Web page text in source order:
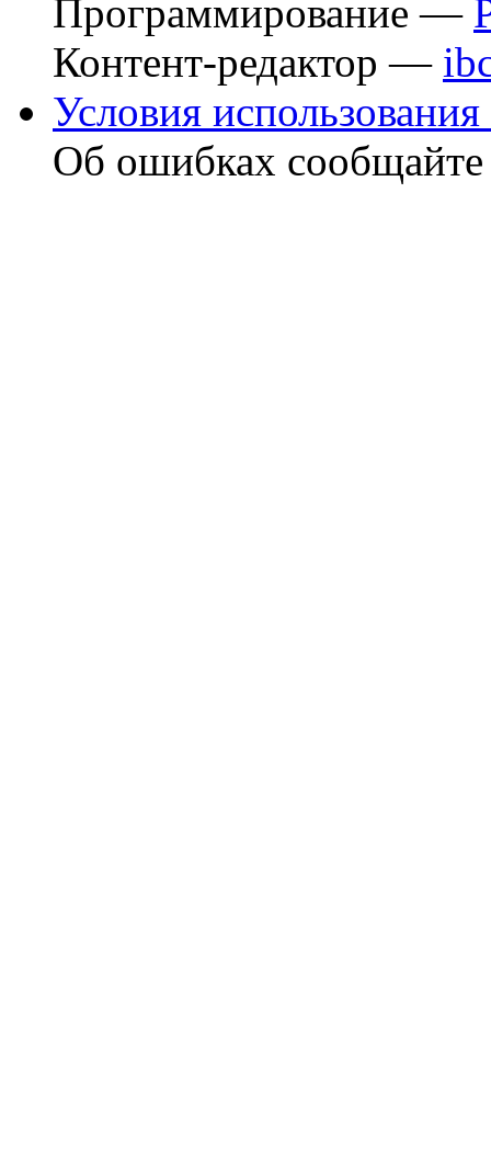
Программирование —
Контент-редактор —
Условия использования
Об ошибках